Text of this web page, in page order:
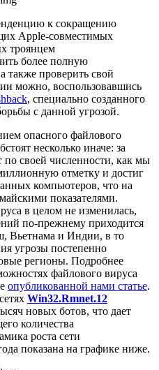
к сокращению
Apple-совместимых
троянцем
более полную
также проверить свой
можно, воспользовавшись
, специально созданного
с данной угрозой.
опасного файлового
несколько иначе: за
по своей численности, как мы
отметку и достиг
компьютеров, что на
показателями.
в целом не изменилась,
по-прежнему приходится
Вьетнама и Индии, в то
угрозы постепенно
регионы. Подробнее
файлового вируса
опубликованной нами статье.
Win32.Rmnet.12
новых ботов, что дает
количества
роста сети
показана на графике ниже.